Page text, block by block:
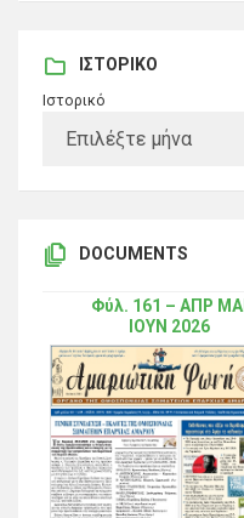
ΙΣΤΟΡΙΚΌ
Ιστορικό
DOCUMENTS
Φύλ. 161 – ΑΠΡ ΜΑΙ
ΙΟΥΝ 2026